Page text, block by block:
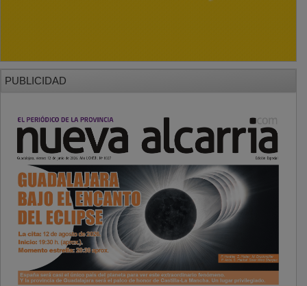
PUBLICIDAD